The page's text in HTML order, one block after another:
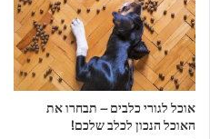
אוכל לגורי כלבים – תבחרו את
האוכל הנכון לכלב שלכם!